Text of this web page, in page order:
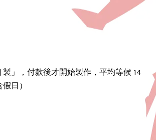
」，付款後才開始製作，平均等候 14
日）